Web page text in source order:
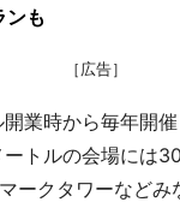
ンも
［広告］
業時から毎年開催
トルの会場には
ークタワーなどみ